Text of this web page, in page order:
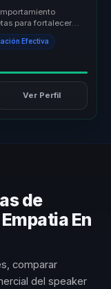
para fortalecer
Efectiva
Ver Perfil
de
En
comparar
del speaker